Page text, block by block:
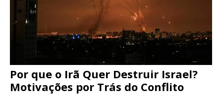
Por que o Irã Quer Destruir Israel?
Motivações por Trás do Conflito